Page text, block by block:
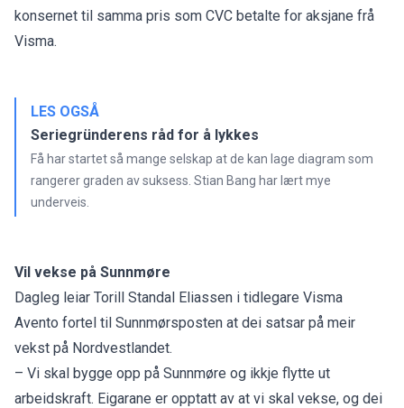
konsernet til samma pris som CVC betalte for aksjane frå
Visma.
LES OGSÅ
Seriegründerens råd for å lykkes
Få har startet så mange selskap at de kan lage diagram som
rangerer graden av suksess. Stian Bang har lært mye
underveis.
Vil vekse på Sunnmøre
Dagleg leiar Torill Standal Eliassen i tidlegare Visma
Avento fortel til Sunnmørsposten at dei satsar på meir
vekst på Nordvestlandet.
– Vi skal bygge opp på Sunnmøre og ikkje flytte ut
arbeidskraft. Eigarane er opptatt av at vi skal vekse, og dei